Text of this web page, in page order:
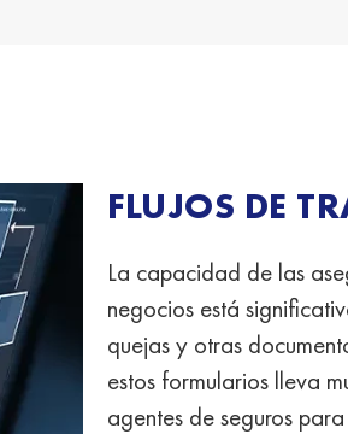
FLUJOS DE
La capacidad de las
negocios está
quejas y otras
estos formularios lleva
agentes de seguros